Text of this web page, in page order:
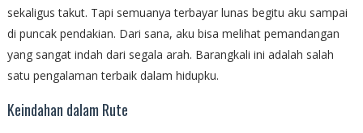
sekaligus takut. Tapi semuanya terbayar lunas begitu aku sampai
di puncak pendakian. Dari sana, aku bisa melihat pemandangan
yang sangat indah dari segala arah. Barangkali ini adalah salah
satu pengalaman terbaik dalam hidupku.
Keindahan dalam Rute